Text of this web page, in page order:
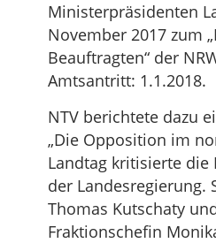
Ministerpräsidenten
November 2017 zum
Beauftragten“ der
Amtsantritt: 1.1.2018.
NTV berichtete dazu
„Die Opposition im
Landtag kritisierte die
der Landesregierung.
Thomas Kutschaty
Fraktionschefin